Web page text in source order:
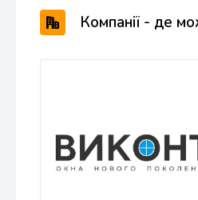
Компанії - де